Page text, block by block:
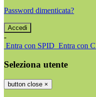
Password dimenticata?
-
Entra con SPID Entra con
Seleziona utente
button close ×